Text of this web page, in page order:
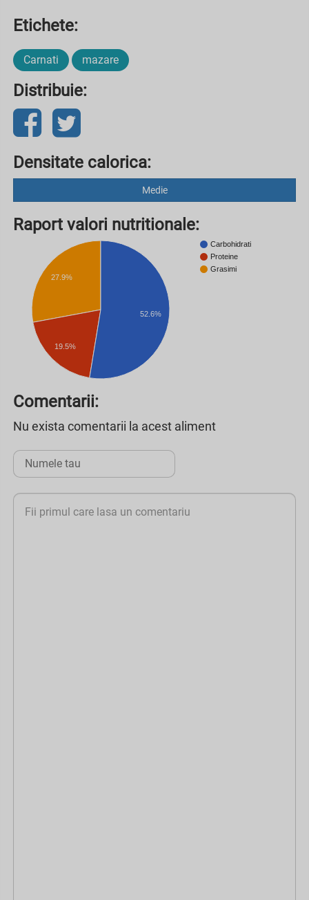
Etichete:
Carnati mazare
Distribuie:
Densitate calorica:
Medie
Raport valori nutritionale:
Carbohidrati
Proteine
Grasimi
27.9%
19.5%
52.6%
Comentarii:
Nu exista comentarii la acest aliment